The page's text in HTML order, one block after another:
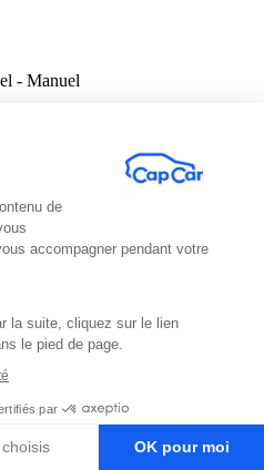
de
accompagner pendant votre
la suite, cliquez sur le lien
le pied de page.
par
OK pour moi
- Manuel
cv